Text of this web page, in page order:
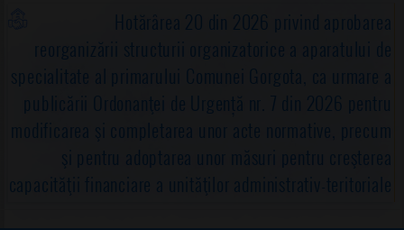
Hotărârea 20 din 2026 privind aprobarea
reorganizării structurii organizatorice a aparatului de
specialitate al primarului Comunei Gorgota, ca urmare a
publicării Ordonanţei de Urgență nr. 7 din 2026 pentru
modificarea şi completarea unor acte normative, precum
şi pentru adoptarea unor măsuri pentru creşterea
capacităţii financiare a unităţilor administrativ-teritoriale